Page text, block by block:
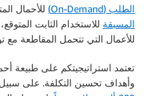
الطلب (On-Demand)
للأحمال
المسبقة للاستخدام الثابت
للأعمال التي تتحمل المقاطعة مع
تعتمد استراتيجيتكم على طبيعة
وأهداف تحسين التكلفة. على سبيل